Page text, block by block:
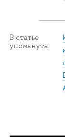
В статье
упомянуты